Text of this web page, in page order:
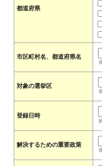
都道府県
市区町村名、都道府県名
対象の選挙区
登録日時
解決するための重要政策